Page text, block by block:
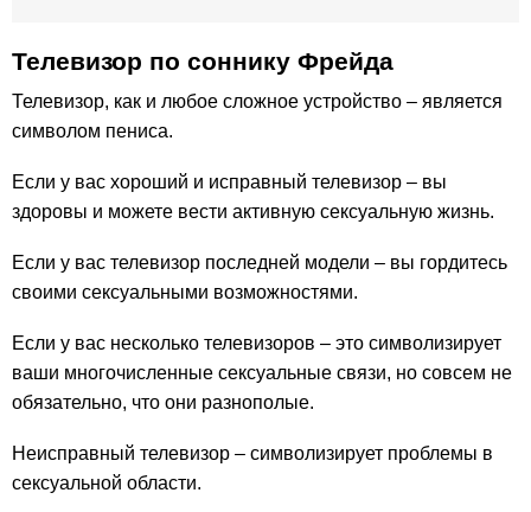
Телевизор по соннику Фрейда
Телевизор, как и любое сложное устройство – является
символом пениса.
Если у вас хороший и исправный телевизор – вы
здоровы и можете вести активную сексуальную жизнь.
Если у вас телевизор последней модели – вы гордитесь
своими сексуальными возможностями.
Если у вас несколько телевизоров – это символизирует
ваши многочисленные сексуальные связи, но совсем не
обязательно, что они разнополые.
Неисправный телевизор – символизирует проблемы в
сексуальной области.